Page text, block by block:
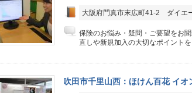
大阪府門真市末広町41-2 ダイエ
保険のお悩み・疑問・ご要望をお
直しや新規加入の大切なポイント
吹田市千里山西：ほけん百花 イオ